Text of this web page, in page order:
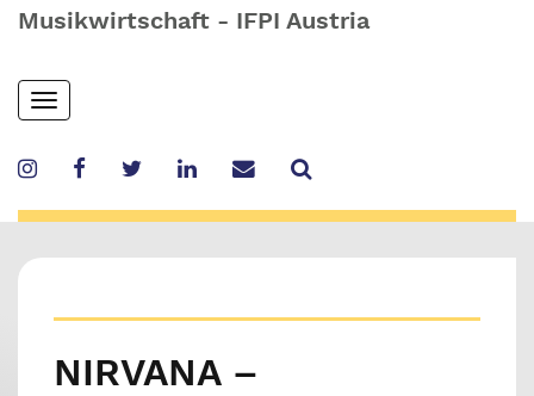
Musikwirtschaft - IFPI Austria
Skip
to
content
Toggle
navigation
NIRVANA –